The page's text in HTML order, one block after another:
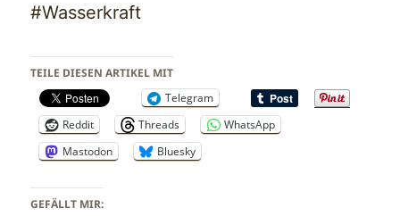
#Wasserkraft
TEILE DIESEN ARTIKEL MIT
Telegram
Reddit
Threads
WhatsApp
Mastodon
Bluesky
GEFÄLLT MIR: